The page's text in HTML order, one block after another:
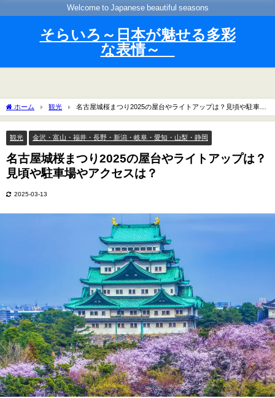
Welcome to Japanese beautiful seasons
そらいろ～日本が魅せる多彩
な表情～
ホーム 観光
名古屋城桜まつり2025の屋台やライトアップは？見頃や駐車場
やアクセスは？
観光 金沢・富山・福井・長野・新潟・岐阜・愛知・山梨・静岡
名古屋城桜まつり2025の屋台やライトアップは？
見頃や駐車場やアクセスは？
2025-03-13